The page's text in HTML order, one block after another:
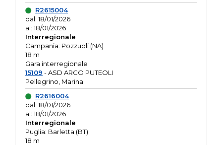
R2615004
dal: 18/01/2026
al: 18/01/2026
Interregionale
Campania: Pozzuoli (NA)
18 m
Gara interregionale
15109 - ASD ARCO PUTEOLI
Pellegrino, Marina
R2616004
dal: 18/01/2026
al: 18/01/2026
Interregionale
Puglia: Barletta (BT)
18 m